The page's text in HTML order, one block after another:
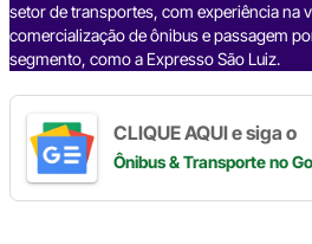
setor de transportes, com experiência na
comercialização de ônibus e passagem
segmento, como a Expresso São Luiz.
CLIQUE AQUI e siga o
Ônibus & Transporteno